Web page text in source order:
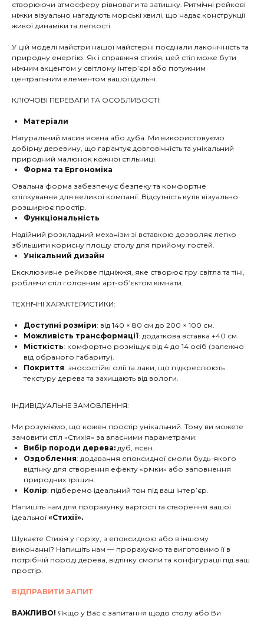
створюючи атмосферу рівноваги та затишку. Ритмічні рейкові
ніжки візуально нагадують морські хвилі, що надає конструкції
живої динаміки та легкості.
У цій моделі майстри нашої майстерні поєднали лаконічність та
природну енергію. Як і справжня стихія, цей стіл може бути
ніжним акцентом у світлому інтер’єрі або потужним
центральним елементом вашої їдальні.
КЛЮЧОВІ ПЕРЕВАГИ ТА ОСОБЛИВОСТІ:
Матеріали
Натуральний масив ясена або дуба. Ми використовуємо
добірну деревину, що гарантує довговічність та унікальний
природний малюнок кожної стільниці.
Форма та Ергономіка
Овальна форма забезпечує безпеку та комфортне
спілкування для великої компанії. Відсутність кутів візуально
розширює простір.
Функціональність
Надійний розкладний механізм зі вставкою дозволяє легко
збільшити корисну площу столу для прийому гостей.
Унікальний дизайн
Ексклюзивне рейкове підніжжя, яке створює гру світла та тіні,
роблячи стіл головним арт-об’єктом кімнати.
ТЕХНІЧНІ ХАРАКТЕРИСТИКИ:
Доступні розміри: від 140 × 80 см до 200 × 100 см.
Можливість трансформації: додаткова вставка +40 см.
Місткість: комфортно розміщує від 4 до 14 осіб (залежно
від обраного габариту).
Покриття: зносостійкі олії та лаки, що підкреслюють
текстуру дерева та захищають від вологи.
ІНДИВІДУАЛЬНЕ ЗАМОВЛЕННЯ:
Ми розуміємо, що кожен простір унікальний. Тому ви можете
замовити стіл «Стихія» за власними параметрами:
Вибір породи дерева: дуб, ясен.
Оздоблення: додавання епоксидної смоли будь-якого
відтінку для створення ефекту «річки» або заповнення
природних тріщин.
Колір: підберемо ідеальний тон під ваш інтер’єр.
Напишіть нам для прорахунку вартості та створення вашої
ідеальної «Стихії».
Шукаєте Стихія у горіху, з епоксидкою або в іншому
виконанні? Напишіть нам — прорахуємо та виготовимо її в
потрібній породі дерева, відтінку смоли та конфігурації під ваш
простір.
ВІДПРАВИТИ ЗАПИТ
ВАЖЛИВО! Якщо у Вас є запитання щодо столу або Ви